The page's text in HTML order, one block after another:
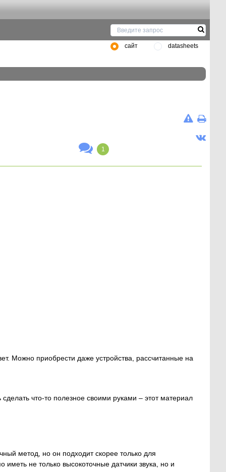
сайт datasheets
1
Можно приобрести даже устройства, рассчитанные на
что-то полезное своими руками – этот материал
метод, но он подходит скорее только для
не только высокоточные датчики звука, но и